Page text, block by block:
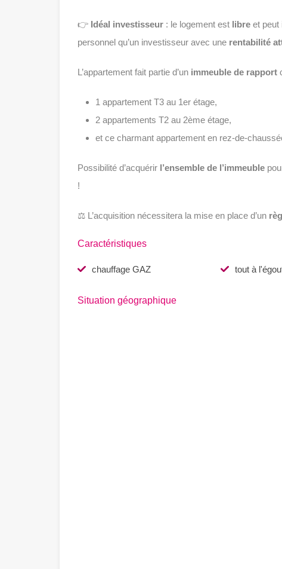
👉 Idéal investisseur : le logement est libre et peut
personnel qu’un investisseur avec une rentabilité
L’appartement fait partie d’un immeuble de rapport
1 appartement T3 au 1er étage,
2 appartements T2 au 2ème étage,
et ce charmant appartement en rez-de-
Possibilité d’acquérir l’ensemble de l’immeuble
!
⚖️ L’acquisition nécessitera la mise en place d’un
Caractéristiques
chauffage GAZ tout à
Situation géographique